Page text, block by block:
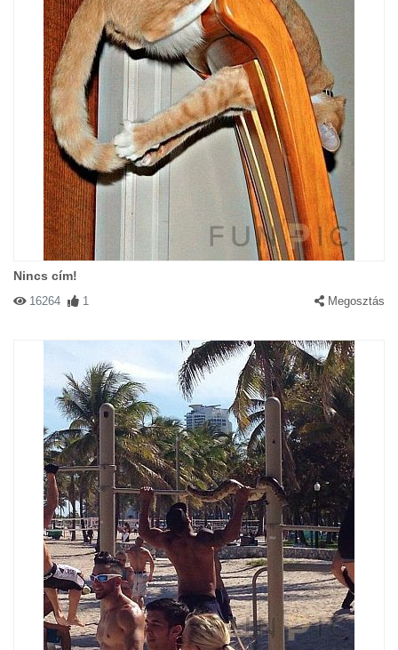
Nincs cím!
16264 1 Megosztás